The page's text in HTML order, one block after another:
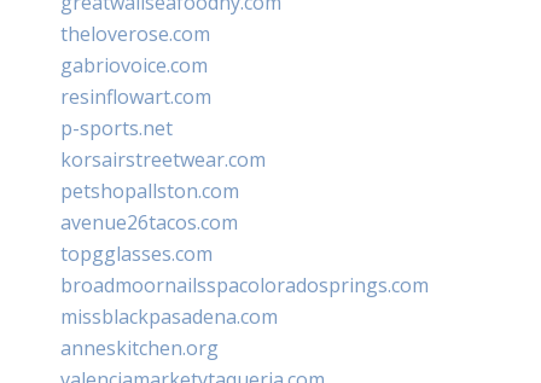
theloverose.com
gabriovoice.com
resinflowart.com
p-sports.net
korsairstreetwear.com
petshopallston.com
avenue26tacos.com
topgglasses.com
broadmoornailsspacoloradosprings.com
missblackpasadena.com
anneskitchen.org